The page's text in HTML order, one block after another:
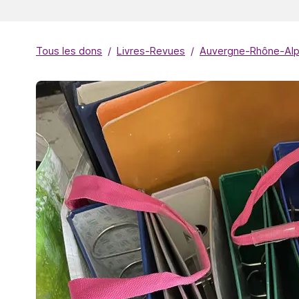
Tous les dons Livres-Revues Auvergne-Rhône-